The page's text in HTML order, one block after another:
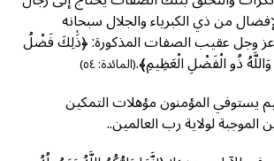
من ذي الكبرياء والجلال سبحانه
عز وجل عقيب الصفات المذكورة: ﴿ذَٰلِكَ فَضْلُ
ذُو الْفَضْلِ الْعَظِيمِ﴾.(المائدة: ٥٤)
يستوفي المؤمنون مؤهلات التمكين
لولاية رب العالمين..